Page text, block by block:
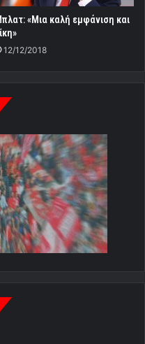
«Μια καλή εμφάνιση και
12/12/2018